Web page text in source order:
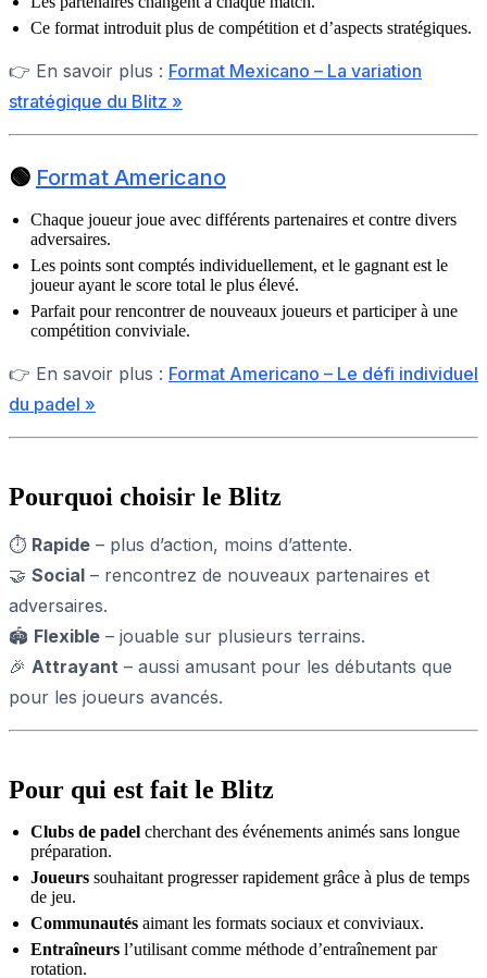
Ce format introduit plus de compétition et d’aspects stratégiques.
👉 En savoir plus : Format Mexicano – La variation
stratégique du Blitz »
🟢 Format Americano
Chaque joueur joue avec différents partenaires et contre divers
adversaires.
Les points sont comptés individuellement, et le gagnant est le
joueur ayant le score total le plus élevé.
Parfait pour rencontrer de nouveaux joueurs et participer à une
compétition conviviale.
👉 En savoir plus : Format Americano – Le défi individuel
du padel »
Pourquoi choisir le Blitz
⏱ Rapide – plus d’action, moins d’attente.
🤝 Social – rencontrez de nouveaux partenaires et
adversaires.
🏟 Flexible – jouable sur plusieurs terrains.
🎉 Attrayant – aussi amusant pour les débutants que
pour les joueurs avancés.
Pour qui est fait le Blitz
Clubs de padel cherchant des événements animés sans longue
préparation.
Joueurs souhaitant progresser rapidement grâce à plus de temps
de jeu.
Communautés aimant les formats sociaux et conviviaux.
Entraîneurs l’utilisant comme méthode d’entraînement par
rotation.